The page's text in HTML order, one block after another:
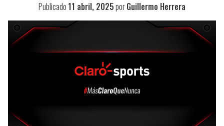
Publicado 11 abril, 2025porGuillermo Herrera